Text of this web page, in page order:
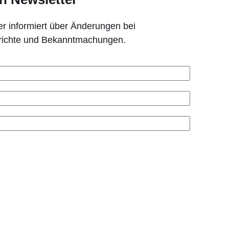
informiert über Änderungen bei
und Bekanntmachungen.